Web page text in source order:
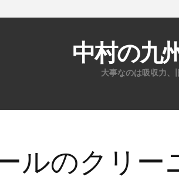
中村の九
大事なのは吸収力、
ツ
ルのクリー